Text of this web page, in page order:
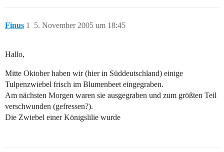
Finus 5. November 2005 um 18:45
1
Hallo,
Mitte Oktober haben wir (hier in Süddeutschland) einige
Tulpenzwiebel frisch im Blumenbeet eingegraben.
Am nächsten Morgen waren sie ausgegraben und zum größten Teil
verschwunden (gefressen?).
Die Zwiebel einer Königslilie wurde